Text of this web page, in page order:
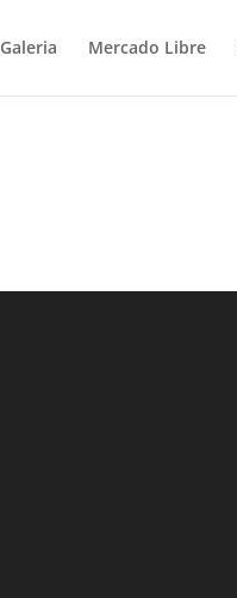
Galeria Mercado Libre